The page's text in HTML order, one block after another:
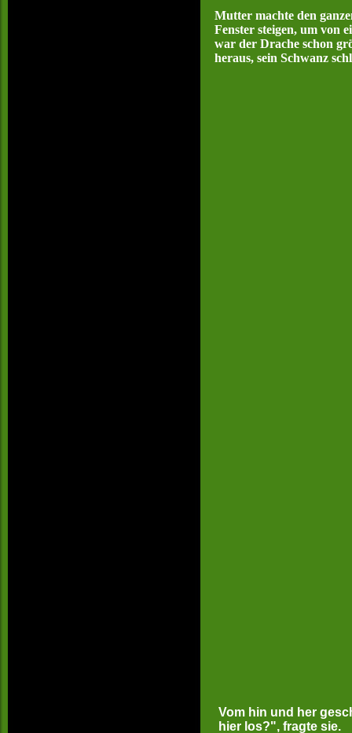
Mutter machte den
Fenster steigen, um von
war der Drache schon
heraus, sein Schwanz
Vom hin und her
hier los?", fragte sie.